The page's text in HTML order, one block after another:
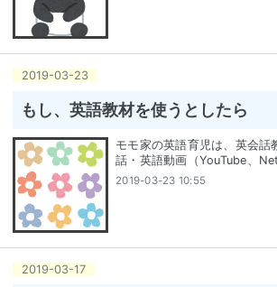
2019-03-23
もし、英語教材を使うとしたら
モモ家の英語育児は、英会話
話・英語動画（YouTube、
2019-03-23 10:55
2019-03-17